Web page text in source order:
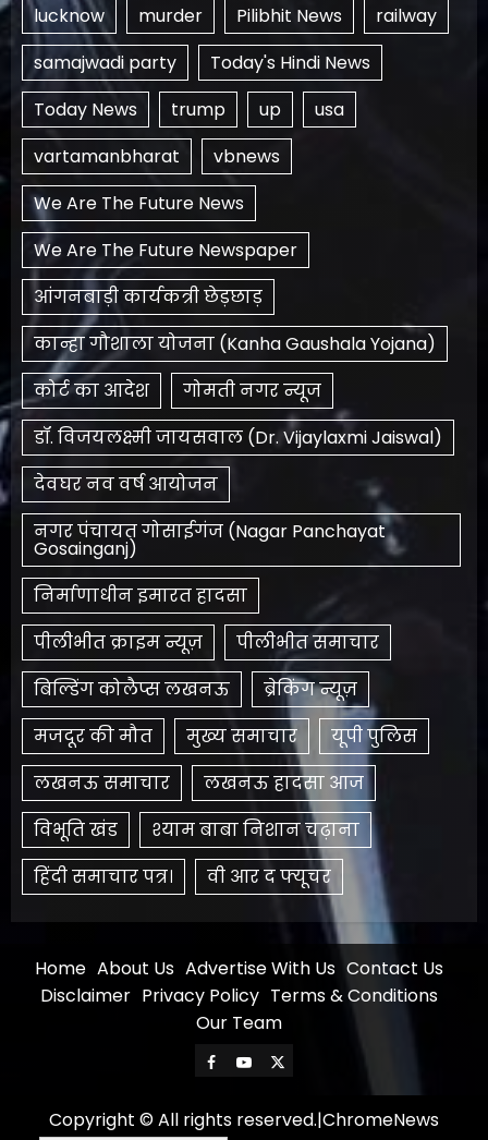
lucknow
murder Pilibhit News
railway
samajwadi party
Today's Hindi News
Today News
trump up
usa
vartamanbharat
vbnews
We Are The Future News
We Are The Future Newspaper
आंगनबाड़ी कार्यकत्री छेड़छाड़
कान्हा गौशाला योजना (Kanha Gaushala Yojana)
कोर्ट का आदेश
गोमती नगर न्यूज
डॉ. विजयलक्ष्मी जायसवाल (Dr. Vijaylaxmi Jaiswal)
देवघर नव वर्ष आयोजन
नगर पंचायत गोसाईगंज (Nagar Panchayat
Gosainganj)
निर्माणाधीन इमारत हादसा
पीलीभीत क्राइम न्यूज़
पीलीभीत समाचार
बिल्डिंग कोलैप्स लखनऊ
ब्रेकिंग न्यूज़
मजदूर की मौत
मुख्य समाचार
यूपी पुलिस
लखनऊ समाचार
लखनऊ हादसा आज
विभूति खंड
श्याम बाबा निशान चढ़ाना
हिंदी समाचार पत्र।
​वी आर द फ्यूचर
Home About Us Advertise With Us Contact Us
Disclaimer Privacy Policy Terms & Conditions
Our Team
Facebook
Youtube
X
Copyright © All rights reserved.|ChromeNews